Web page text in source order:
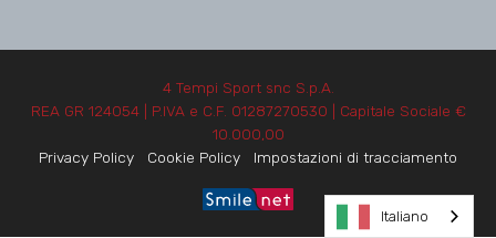
4 Tempi Sport snc S.p.A.
REA GR 124054 | P.IVA e C.F. 01287270530 | Capitale Sociale €
10.000,00
Privacy Policy
Cookie Policy Impostazioni di tracciamento
Italiano